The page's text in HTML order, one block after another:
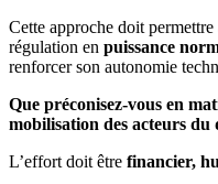
Cette approche doit
régulation en puissance
renforcer son autonomie
Que préconisez-vous en
mobilisation des acteurs du
L’effort doit être financier,